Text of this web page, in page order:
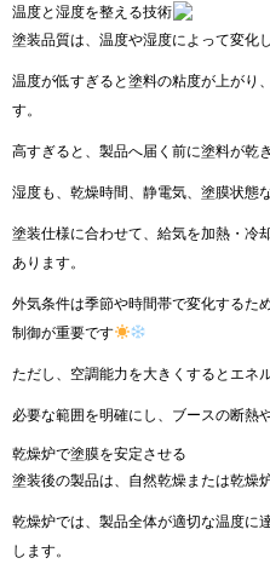
温度と湿度を整える技術
塗装品質は、温度や湿度によって変化し
温度が低すぎると塗料の粘度が上がり
す。
高すぎると、製品へ届く前に塗料が乾
湿度も、乾燥時間、静電気、塗膜状態
塗装仕様に合わせて、給気を加熱・冷
あります。
外気条件は季節や時間帯で変化するた
制御が重要です
ただし、空調能力を大きくするとエネ
必要な範囲を明確にし、ブースの断熱
乾燥炉で塗膜を安定させる
塗装後の製品は、自然乾燥または乾燥
乾燥炉では、製品全体が適切な温度に
します。